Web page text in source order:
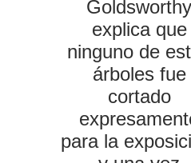
Goldsworthy
explica que
ninguno de
árboles fue
cortado
para la